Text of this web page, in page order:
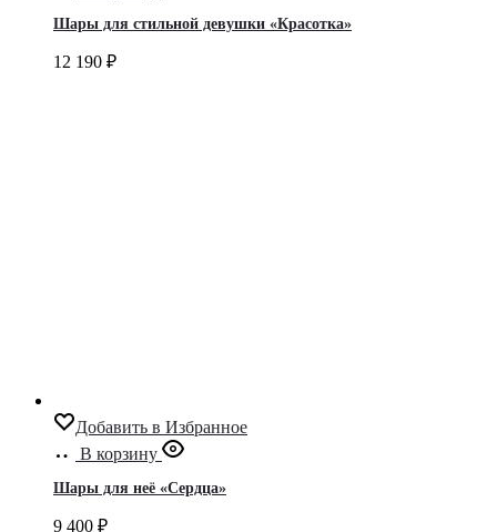
Шары для стильной девушки «Красотка»
12 190 ₽
Добавить в Избранное
В корзину
Шары для неё «Сердца»
9 400 ₽